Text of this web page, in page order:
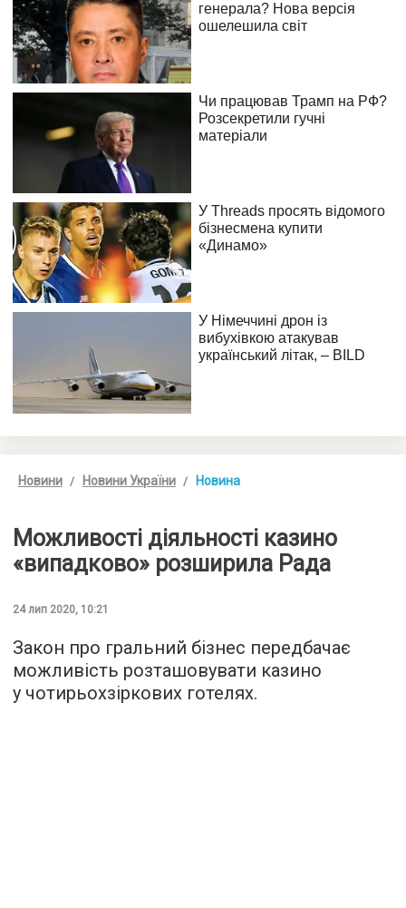
Новини Новини України Новина
Можливості діяльності казино
«випадково» розширила Рада
24 лип 2020, 10:21
Закон про гральний бізнес передбачає
можливість розташовувати казино
у чотирьохзіркових готелях.